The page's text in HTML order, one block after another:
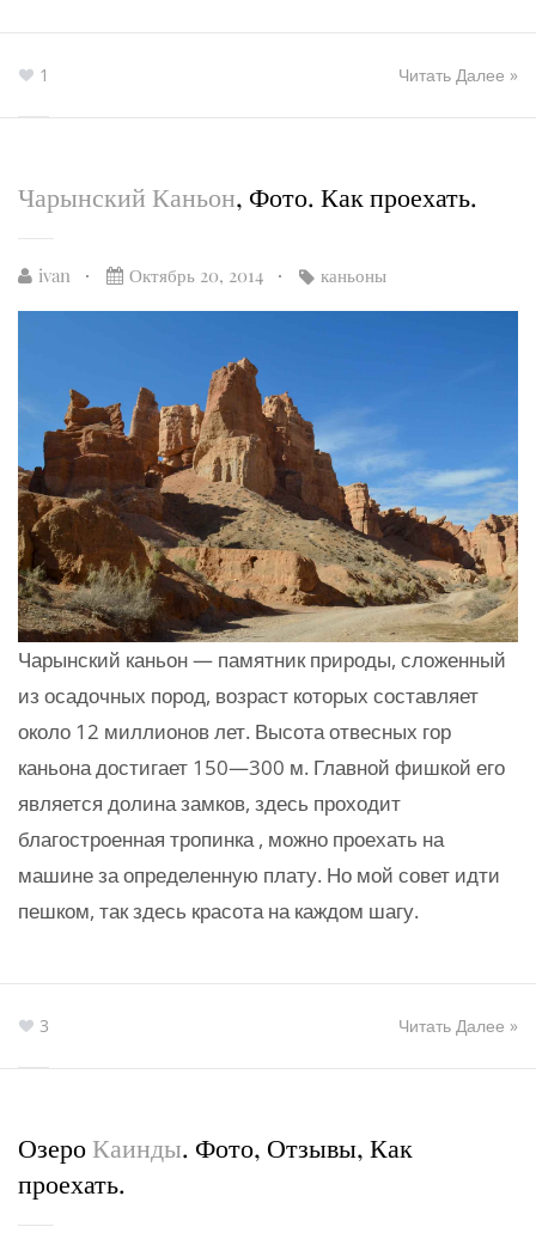
1 Читать Далее »
Чарынский Каньон, Фото. Как проехать.
ivan Октябрь 20, 2014 каньоны
Чарынский каньон — памятник природы, сложенный
из осадочных пород, возраст которых составляет
около 12 миллионов лет. Высота отвесных гор
каньона достигает 150—300 м. Главной фишкой его
является долина замков, здесь проходит
благостроенная тропинка , можно проехать на
машине за определенную плату. Но мой совет идти
пешком, так здесь красота на каждом шагу.
3 Читать Далее »
Озеро Каинды. Фото, Отзывы, Как
проехать.